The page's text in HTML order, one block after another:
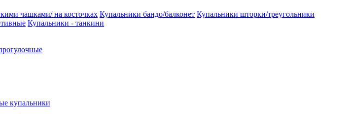
чашками/ на косточках Купальники бандо/балконет Купальники шторки/треугольники
Купальники - танкини
купальники